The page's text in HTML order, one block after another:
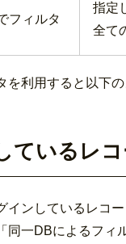
フィルタ
指定
全て
を利用すると以下
ているレ
インしているレコ
同一DBによるフィ